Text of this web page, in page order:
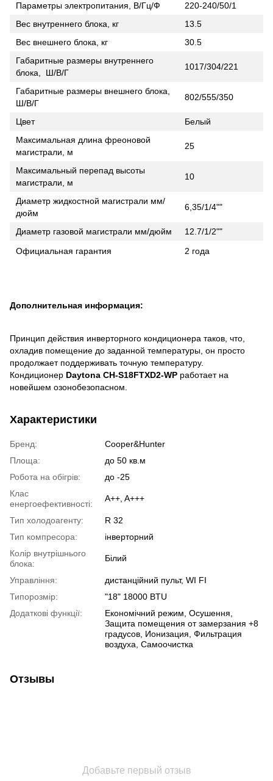
Параметры электропитания, В/Гц/Ф
220-240/50/1
Вес внутреннего блока, кг
13.5
Вес внешнего блока, кг
30.5
Габаритные размеры внутреннего
блока, Ш/В/Г
1017/304/221
Габаритные размеры внешнего блока,
Ш/В/Г
802/555/350
Цвет
Белый
Максимальная длина фреоновой
магистрали, м
25
Максимальный перепад высоты
магистрали, м
10
Диаметр жидкостной магистрали мм/
дюйм
6,35/1/4""
Диаметр газовой магистрали мм/дюйм
12.7/1/2""
Официальная гарантия
2 года
Дополнительная информация:
Принцип действия инверторного кондиционера таков, что,
охладив помещение до заданной температуры, он просто
продолжает поддерживать точную температуру.
Кондиционер Daytona CH-S18FTXD2-WP работает на
новейшем озонобезопасном.
Характеристики
Бренд:
Cooper&Hunter
Площа:
до 50 кв.м
Робота на обігрів:
до -25
Клас
енергоефективності:
A++, A+++
Тип холодоагенту:
R 32
Тип компресора:
інверторний
Колір внутрішнього
блока:
Білий
Управління:
дистанційний пульт, WI FI
Типорозмір:
"18" 18000 BTU
Додаткові функції:
Економічний режим, Осушення,
Защита помещения от замерзания +8
градусов, Ионизация, Фильтрация
воздуха, Самоочистка
Отзывы
Добавьте первый отзыв